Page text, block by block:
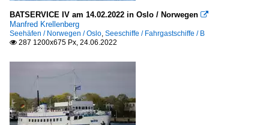
BATSERVICE IV am 14.02.2022 in Oslo / Norwegen 
Manfred Krellenberg
Seehäfen / Norwegen / Oslo, Seeschiffe / Fahrgastschiffe / B
 287 1200x675 Px, 24.06.2022